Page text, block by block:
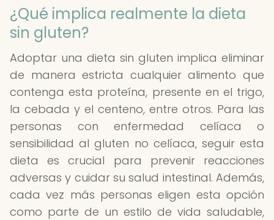
¿Qué implica realmente la dieta
sin gluten?
Adoptar una dieta sin gluten implica eliminar
de manera estricta cualquier alimento que
contenga esta proteína, presente en el trigo,
la cebada y el centeno, entre otros. Para las
personas con enfermedad celíaca o
sensibilidad al gluten no celíaca, seguir esta
dieta es crucial para prevenir reacciones
adversas y cuidar su salud intestinal. Además,
cada vez más personas eligen esta opción
como parte de un estilo de vida saludable,